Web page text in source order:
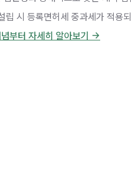
립 시 등록면허세 중과세가 적용
부터 자세히 알아보기 →